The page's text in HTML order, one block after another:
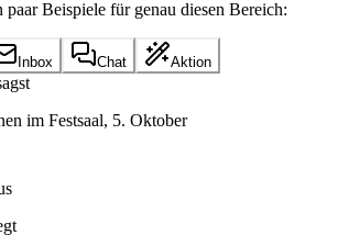
Beispiele für genau diesen Bereich:
Inbox Chat Aktion
im Festsaal, 5. Oktober